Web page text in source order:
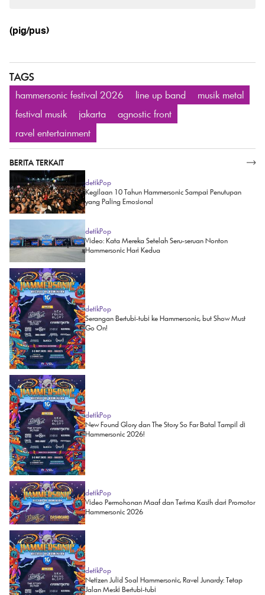
(pig/pus)
TAGS
hammersonic festival 2026 line up band
musik metal
festival musik
jakarta
agnostic front
ravel entertainment
BERITA TERKAIT
detikPop
Kegilaan 10 Tahun Hammersonic Sampai Penutupan
yang Paling Emosional
detikPop
Video: Kata Mereka Setelah Seru-seruan Nonton
Hammersonic Hari Kedua
detikPop
Serangan Bertubi-tubi ke Hammersonic, but Show Must
Go On!
detikPop
New Found Glory dan The Story So Far Batal Tampil di
Hammersonic 2026!
detikPop
Video Permohonan Maaf dan Terima Kasih dari Promotor
Hammersonic 2026
detikPop
Netizen Julid Soal Hammersonic, Ravel Junardy: Tetap
Jalan Meski Bertubi-tubi